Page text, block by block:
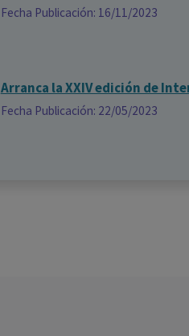
Fecha Publicación: 16/11/2023
Arranca la XXIV edición de
Fecha Publicación: 22/05/2023